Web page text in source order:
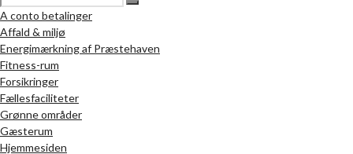
A conto betalinger
Affald & miljø
Energimærkning af Præstehaven
Fitness-rum
Forsikringer
Fællesfaciliteter
Grønne områder
Gæsterum
Hjemmesiden